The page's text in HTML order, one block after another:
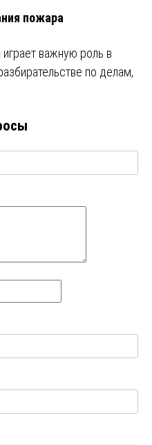
пожара
играет важную роль в
по делам,